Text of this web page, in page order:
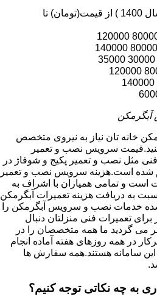
عنوان( به روز رسانی سال 1400 ) از قیمت(تومان) تا
خانه تان نیاز به نیروی متخصص
سرویس نصب و تعمیر
مثل نصب و تعمیر پکیج و شوفاژ در
شده است.هزینه سرویس نصب و تعمیر
است و تمامی همیاران با اشراف به
به دریافت هزینه تعمیرات آبگرمکن
خدمات نصب و سرویس آبگرمکن را
تعمیرات فنی منزلتان دنبال
گردید ما همه متخصصان را در
در همه روزهای هفته آماده انجام
سامانه هستند.همه سفارش ها
به چه نکاتی توجه کنیم؟